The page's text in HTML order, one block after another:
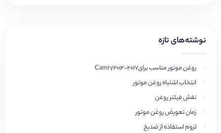
نوشته‌های تازه
روغن موتور مناسب برایCamry2012-2017
انتخاب اشتباه روغن موتور
نقش فیلتر روغن
زمان تعویض روغن موتور
لزوم استفاده از ضدیخ
صنعت روانکار است.